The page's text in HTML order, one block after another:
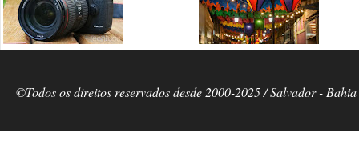
©Todos os direitos reservados desde 2000-2025 / Salvador -